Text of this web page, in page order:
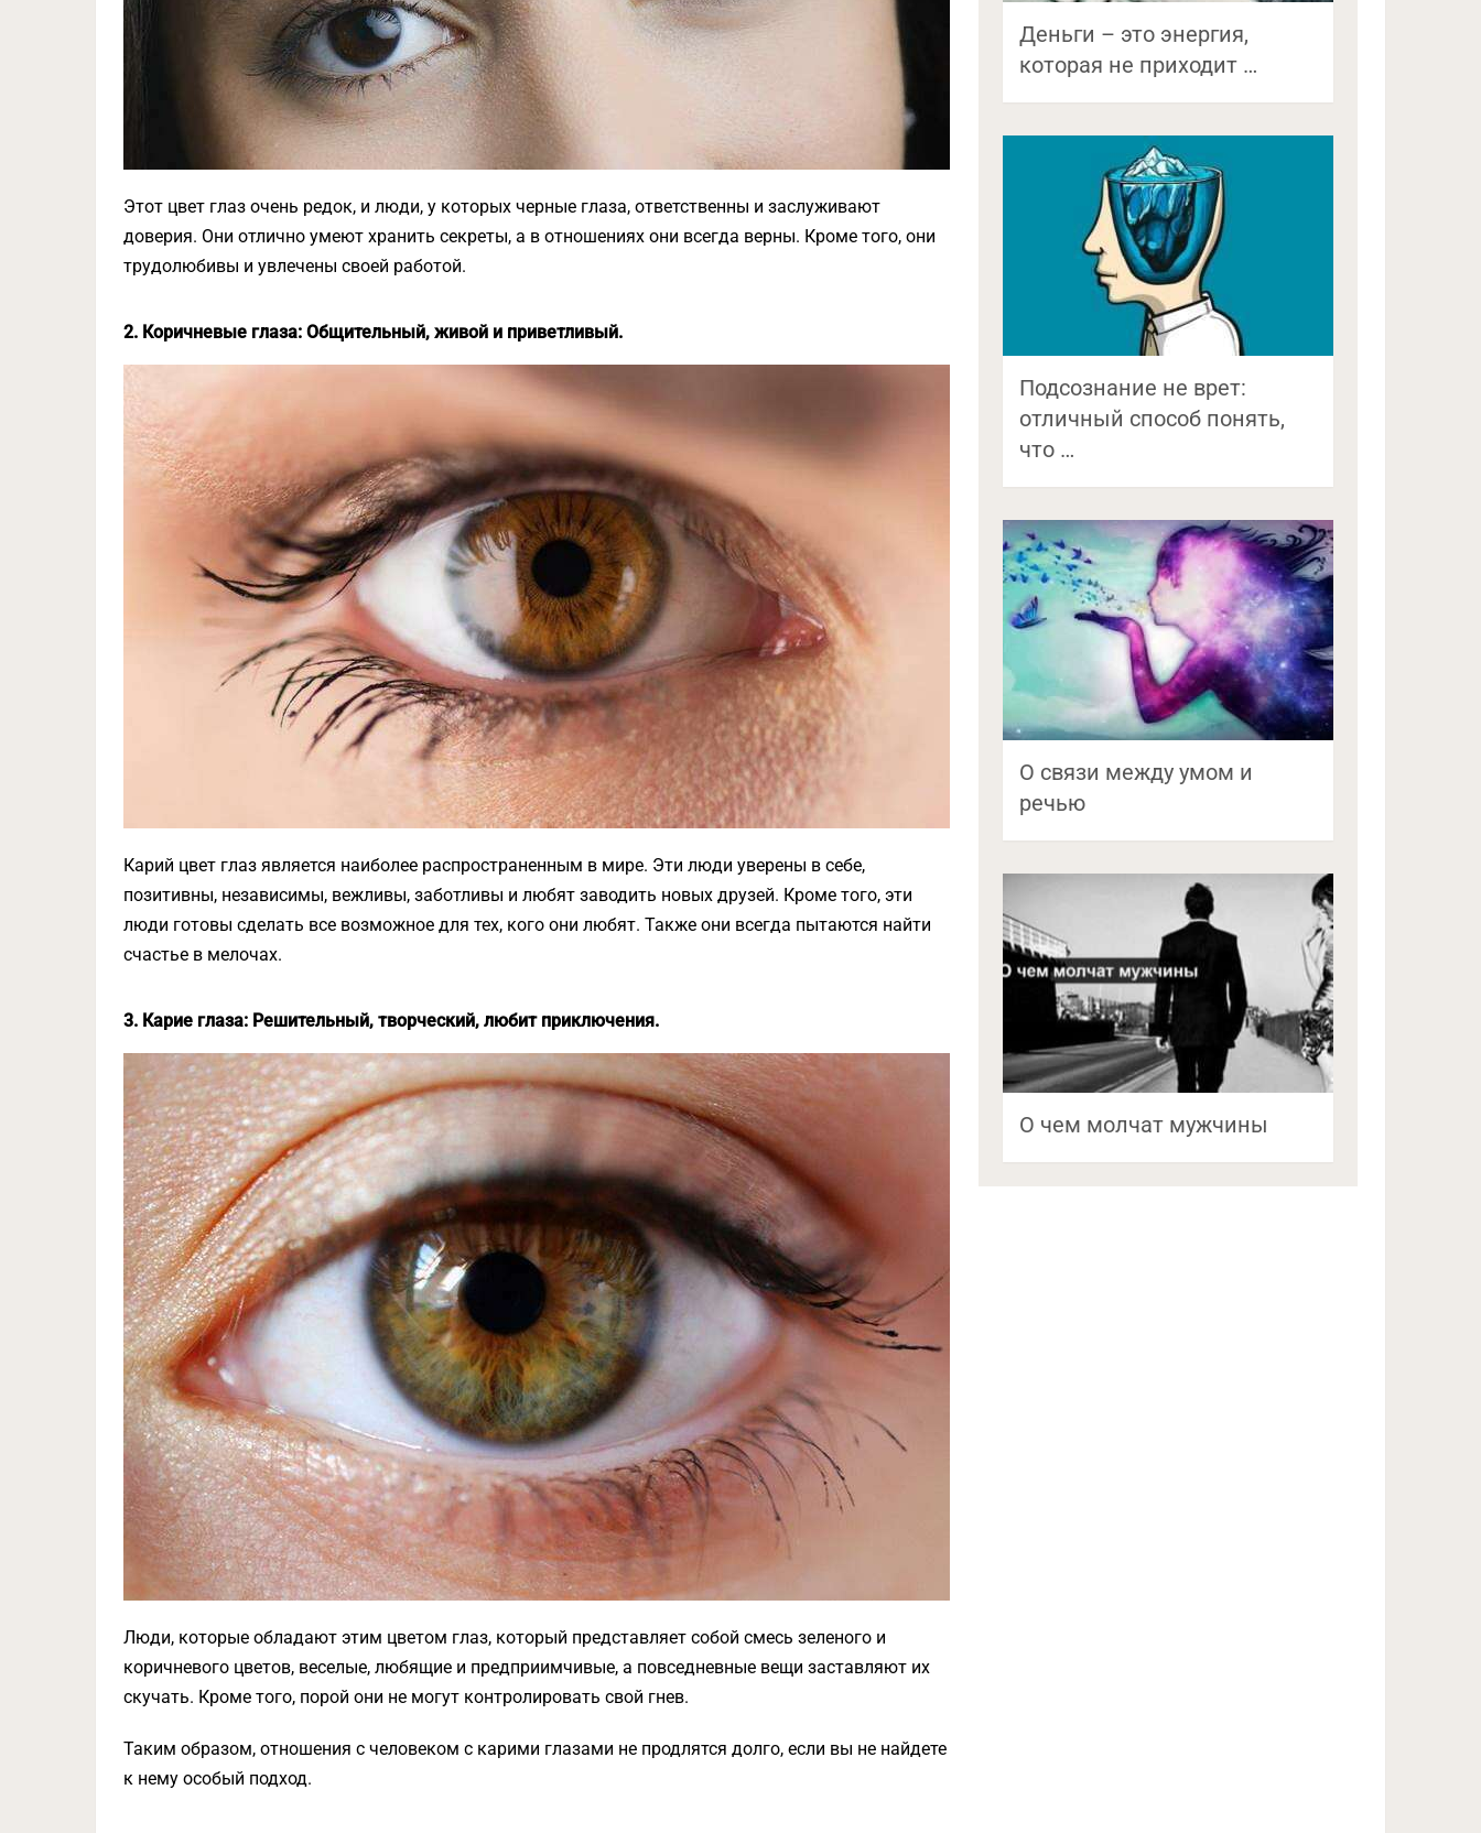
Этот цвет глаз очень редок, и люди, у которых черные глаза, ответственны и заслуживают
доверия. Они отлично умеют хранить секреты, а в отношениях они всегда верны. Кроме того, они
трудолюбивы и увлечены своей работой.
2. Коричневые глаза: Общительный, живой и приветливый.
Карий цвет глаз является наиболее распространенным в мире. Эти люди уверены в себе,
позитивны, независимы, вежливы, заботливы и любят заводить новых друзей. Кроме того, эти
люди готовы сделать все возможное для тех, кого они любят. Также они всегда пытаются найти
счастье в мелочах.
3. Карие глаза: Решительный, творческий, любит приключения.
Люди, которые обладают этим цветом глаз, который представляет собой смесь зеленого и
коричневого цветов, веселые, любящие и предприимчивые, а повседневные вещи заставляют их
скучать. Кроме того, порой они не могут контролировать свой гнев.
Таким образом, отношения с человеком с карими глазами не продлятся долго, если вы не найдете
к нему особый подход.
Деньги – это энергия,
которая не приходит …
Подсознание не врет:
отличный способ понять,
что …
О связи между умом и
речью
О чем молчат мужчины